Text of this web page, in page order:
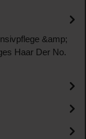
&amp;
Haar Der No.